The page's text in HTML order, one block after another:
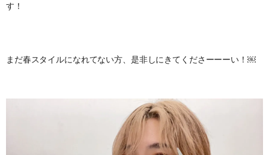
す！
まだ春スタイルになれてない方、是非しにきてくださーーーい！￼